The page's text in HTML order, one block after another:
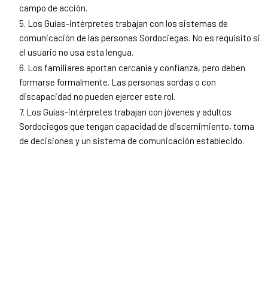
campo de acción.
5. Los Guías-intérpretes trabajan con los sistemas de
comunicación de las personas Sordociegas. No es requisito si
el usuario no usa esta lengua.
6. Los familiares aportan cercanía y confianza, pero deben
formarse formalmente. Las personas sordas o con
discapacidad no pueden ejercer este rol.
7. Los Guías-intérpretes trabajan con jóvenes y adultos
Sordociegos que tengan capacidad de discernimiento, toma
de decisiones y un sistema de comunicación establecido.